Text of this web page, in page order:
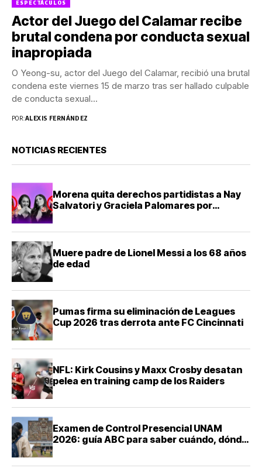
ESPECTÁCULOS
Actor del Juego del Calamar recibe
brutal condena por conducta sexual
inapropiada
O Yeong-su, actor del Juego del Calamar, recibió una brutal
condena este viernes 15 de marzo tras ser hallado culpable
de conducta sexual...
POR:ALEXIS FERNÁNDEZ
NOTICIAS RECIENTES
Morena quita derechos partidistas a Nay
Salvatori y Graciela Palomares por
Muere padre de Lionel Messi a los 68 años
de edad
Pumas firma su eliminación de Leagues
Cup 2026 tras derrota ante FC Cincinnati
NFL: Kirk Cousins y Maxx Crosby desatan
pelea en training camp de los Raiders
Examen de Control Presencial UNAM
2026: guía ABC para saber cuándo, dónde